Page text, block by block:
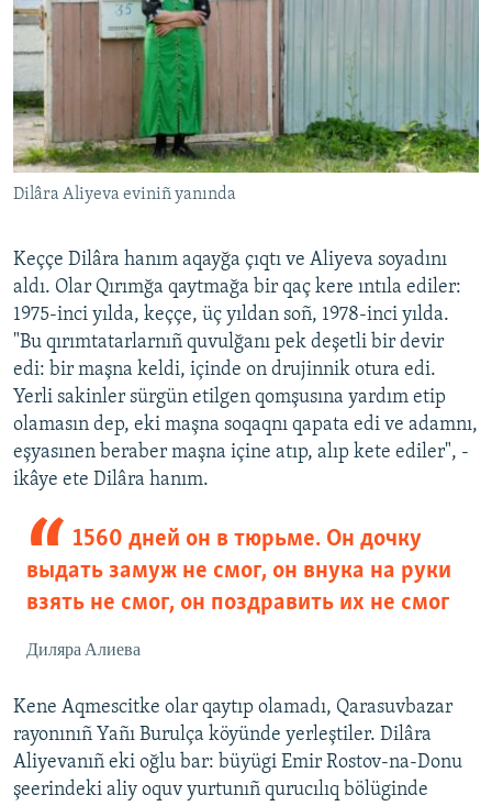
Dilâra Aliyeva eviniñ yanında
Keççe Dilâra hanım aqayğa çıqtı ve Aliyeva soyadını
aldı. Olar Qırımğa qaytmağa bir qaç kere ıntıla ediler:
1975-inci yılda, keççe, üç yıldan soñ, 1978-inci yılda.
"Bu qırımtatarlarnıñ quvulğanı pek deşetli bir devir
edi: bir maşna keldi, içinde on drujinnik otura edi.
Yerli sakinler sürgün etilgen qomşusına yardım etip
olamasın dep, eki maşna soqaqnı qapata edi ve adamnı,
eşyasınen beraber maşna içine atıp, alıp kete ediler", -
ikâye ete Dilâra hanım.
1560 дней он в тюрьме. Он дочку
выдать замуж не смог, он внука на руки
взять не смог, он поздравить их не смог
Диляра Алиева
Kene Aqmescitke olar qaytıp olamadı, Qarasuvbazar
rayonınıñ Yañı Burulça köyünde yerleştiler. Dilâra
Aliyevanıñ eki oğlu bar: büyügi Emir Rostov-na-Donu
şeerindeki aliy oquv yurtunıñ qurucılıq bölüginde